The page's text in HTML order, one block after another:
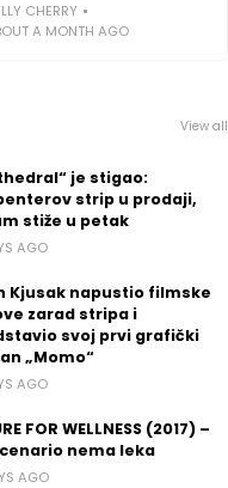
CHERRY
A MONTH AGO
View all
je stigao:
strip u prodaji,
stiže u petak
AGO
Kjusak napustio filmske
zarad stripa i
svoj prvi grafički
„Momo“
AGO
FOR WELLNESS (2017) –
nema leka
AGO